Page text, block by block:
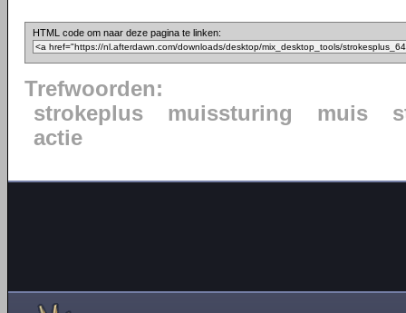
HTML code om naar deze pagina te linken:
Trefwoorden:
strokeplus
muissturing muis
actie